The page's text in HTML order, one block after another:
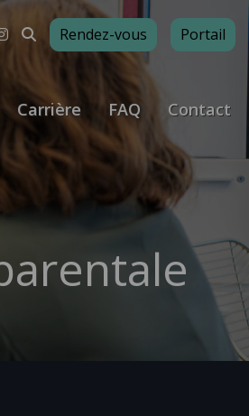
Rendez-vous Portail
Carrière FAQ Contact